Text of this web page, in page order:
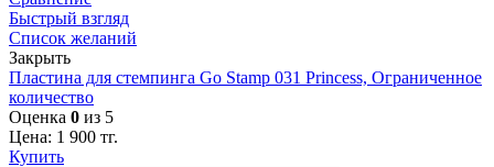
Быстрый взгляд
Список желаний
Закрыть
Пластина для стемпинга Go Stamp 031 Princess, Ограниченное
количество
Оценка 0 из 5
Цена: 1 900 тг.
Купить